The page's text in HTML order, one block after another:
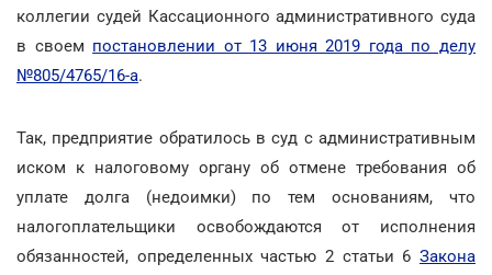
коллегии судей Кассационного административного суда
в своем постановлении от 13 июня 2019 года по делу
№805/4765/16-а.
Так, предприятие обратилось в суд с административным
иском к налоговому органу об отмене требования об
уплате долга (недоимки) по тем основаниям, что
налогоплательщики освобождаются от исполнения
обязанностей, определенных частью 2 статьи 6 Закона